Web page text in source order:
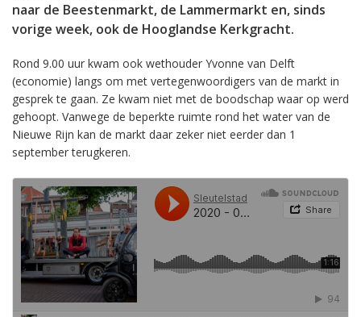
naar de Beestenmarkt, de Lammermarkt en, sinds
vorige week, ook de Hooglandse Kerkgracht.
Rond 9.00 uur kwam ook wethouder Yvonne van Delft
(economie) langs om met vertegenwoordigers van de markt in
gesprek te gaan. Ze kwam niet met de boodschap waar op werd
gehoopt. Vanwege de beperkte ruimte rond het water van de
Nieuwe Rijn kan de markt daar zeker niet eerder dan 1
september terugkeren.